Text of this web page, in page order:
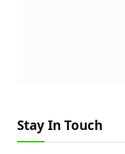
Stay In Touch